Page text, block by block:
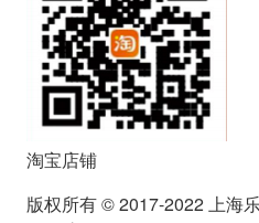
淘宝店铺
版权所有 © 2017-2022 上海